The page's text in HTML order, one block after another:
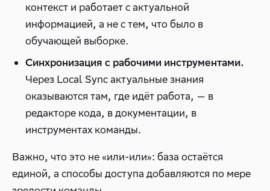
контекст и работает с актуальной
информацией, а не с тем, что было в
обучающей выборке.
Синхронизация с рабочими инструментами.
Через Local Sync актуальные знания
оказываются там, где идёт работа, — в
редакторе кода, в документации, в
инструментах команды.
Важно, что это не «или-или»: база остаётся
единой, а способы доступа добавляются по мере